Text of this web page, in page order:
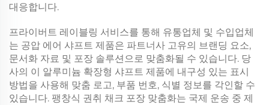
대응합니다.
프라이버트 레이블링 서비스를 통해 유통업체 및 수입업체
는 공압 에어 샤프트 제품은 파트너사 고유의 브랜딩 요소,
문서화 자료 및 포장 솔루션으로 맞춤화될 수 있습니다. 당
사의 이 알루미늄 확장형 샤프트 제품에 내구성 있는 표시
방법을 사용해 맞춤 로고, 부품 번호, 식별 정보를 각인할 수
있습니다. 팽창식 권취 채크 포장 맞춤화는 국제 운송 중 제